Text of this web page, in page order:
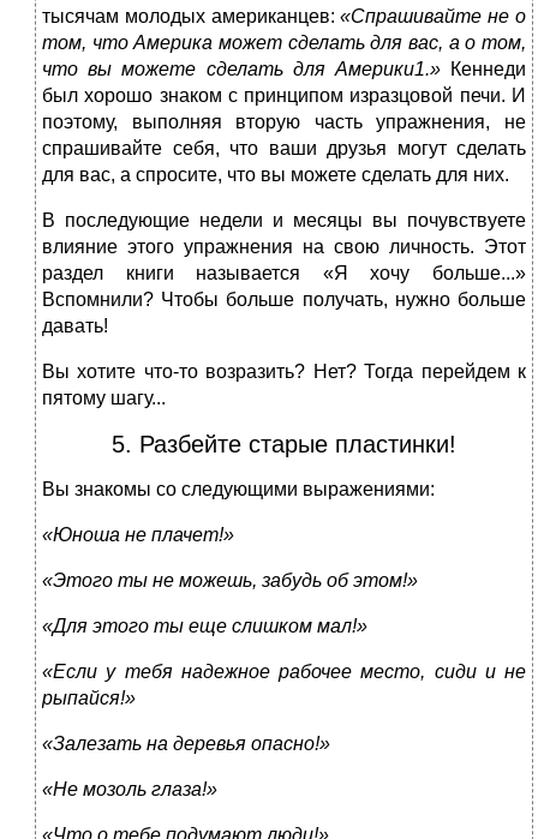
тысячам молодых американцев:«Спрашивайте не о
том, что Америка может сделать для вас, а о том,
что вы можете сделать для Америки1.» Кеннеди
был хорошо знаком с принципом изразцовой печи. И
поэтому, выполняя вторую часть упражнения, не
спрашивайте себя, что ваши друзья могут сделать
для вас, а спросите, что вы можете сделать для них.
В последующие недели и месяцы вы почувствуете
влияние этого упражнения на свою личность. Этот
раздел книги называется «Я хочу больше...»
Вспомнили? Чтобы больше получать, нужно больше
давать!
Вы хотите что-то возразить? Нет? Тогда перейдем к
пятому шагу...
5. Разбейте старые пластинки!
Вы знакомы со следующими выражениями:
«Юноша не плачет!»
«Этого ты не можешь, забудь об этом!»
«Для этого ты еще слишком мал!»
«Если у тебя надежное рабочее место, сиди и не
рыпайся!»
«Залезать на деревья опасно!»
«Не мозоль глаза!»